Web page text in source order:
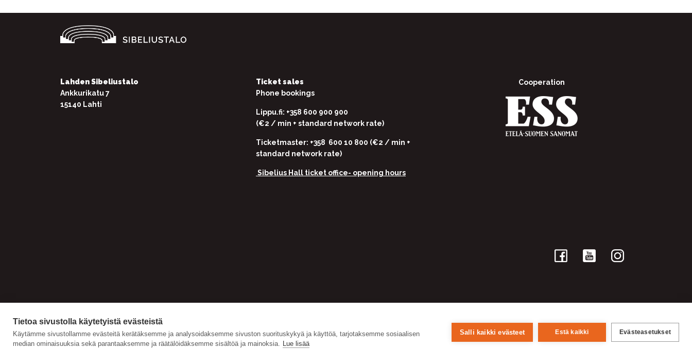
Tietoa sivustolla käytetyistä evästeistä
Käytämme sivustollamme evästeitä kerätäksemme ja analysoidaksemme sivuston suorituskykyä ja käyttöä, tarjotaksemme sosiaalisen
median ominaisuuksia sekä parantaaksemme ja räätälöidäksemme sisältöä ja mainoksia. Lue lisää
Salli kaikki evästeet Estä kaikki Evästeasetukset
Lahden Sibeliustalo
Ankkurikatu 7
15140 Lahti
Ticket sales
Phone bookings
Lippu.fi: +358 600 900 900
(€2 / min + standard network rate)
Ticketmaster: +358 600 10 800 (€2 / min +
standard network rate)
Sibelius Hall ticket office- opening hours
Cooperation